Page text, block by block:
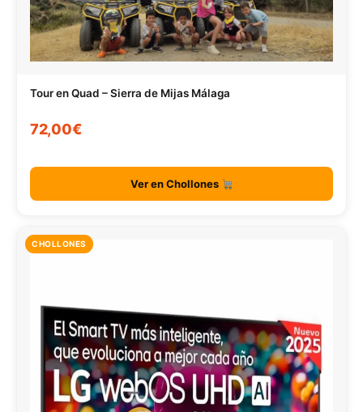
Tour en Quad – Sierra de Mijas Málaga
72,00€
Ver en Chollones
CHOLLONES